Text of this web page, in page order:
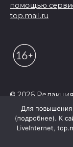
помощью
top.mail.ru
© 2026
Для повышения
(подробнее). К
LiveInternet,